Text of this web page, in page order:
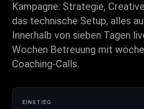
Kampagne: Strategie,
das technische Setup, alles
Innerhalb von sieben Tagen
Wochen Betreuung mit
Coaching-Calls.
EINSTIEG